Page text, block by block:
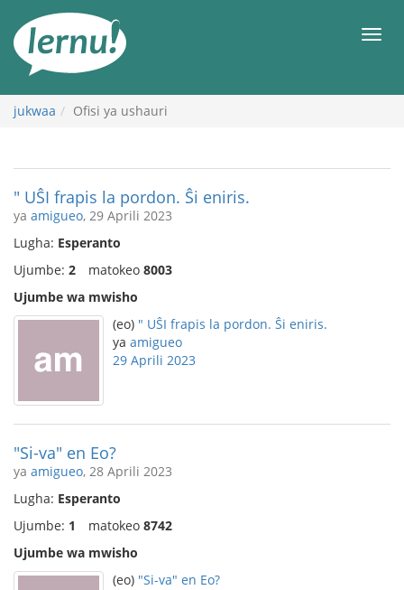
maudhui
jukwaa Ofisi ya ushauri
" UŜI frapis la pordon. Ŝi eniris.
ya amigueo, 29 Aprili 2023
Lugha: Esperanto
Ujumbe: 2 matokeo 8003
Ujumbe wa mwisho
(eo) " UŜI frapis la pordon. Ŝi eniris.
ya amigueo
29 Aprili 2023
"Si-va" en Eo?
ya amigueo, 28 Aprili 2023
Lugha: Esperanto
Ujumbe: 1 matokeo 8742
Ujumbe wa mwisho
(eo) "Si-va" en Eo?